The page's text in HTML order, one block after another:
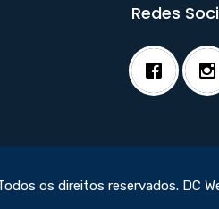
Redes
os direitos reservados. DC